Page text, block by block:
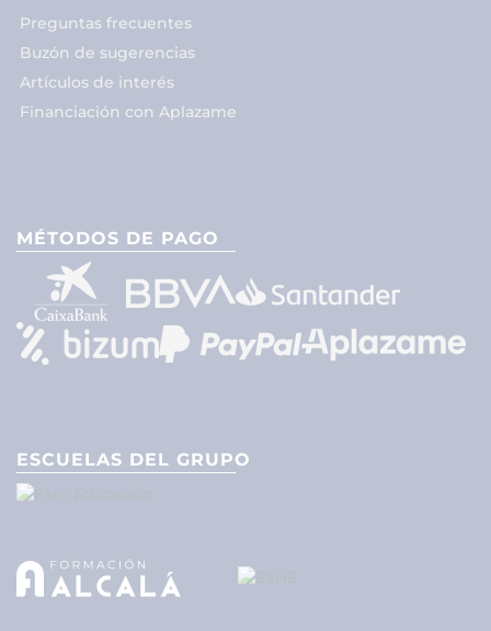
Preguntas frecuentes
Buzón de sugerencias
Artículos de interés
Financiación con Aplazame
MÉTODOS DE PAGO
ESCUELAS DEL GRUPO